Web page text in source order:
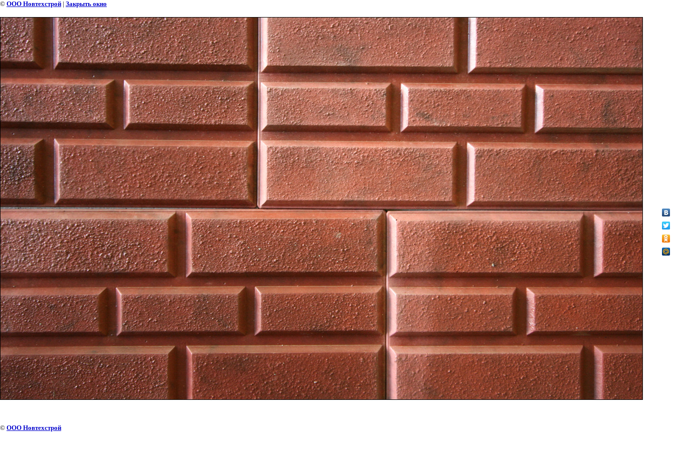
© ООО Новтехстрой | Закрыть окно
© ООО Новтехстрой